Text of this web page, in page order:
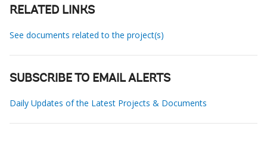
RELATED LINKS
See documents related to the project(s)
SUBSCRIBE TO EMAIL ALERTS
Daily Updates of the Latest Projects & Documents